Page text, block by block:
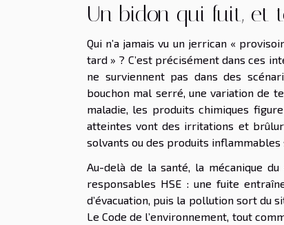
Un bidon qui fuit, et
Qui n’a jamais vu un jerrican «
tard » ? C’est précisément dans ces
ne surviennent pas dans des
bouchon mal serré, une variation de
maladie, les produits chimiques
atteintes vont des irritations et
solvants ou des produits inflammables
Au-delà de la santé, la mécanique
responsables HSE : une fuite
d’évacuation, puis la pollution sort du
Le Code de l’environnement, tout